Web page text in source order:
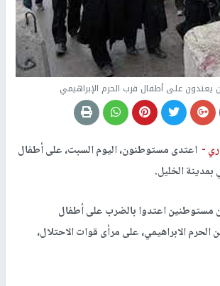
على أطفال قرب الحرم الإبراهيمي
- اعتدى مستوطنون، اليوم السبت، على أطفال
بمدينة الخليل.
مستوطنين اعتدوا بالضرب على أطفال
الابراهيمي، على مرأى قوات الاحتلال،